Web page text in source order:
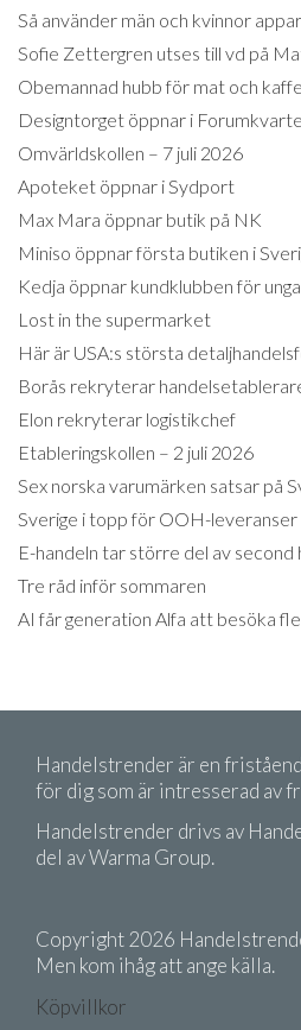
Så använder män och kvinnor appar
Sofie Zettergren utses till vd på
Obemannad hubb för mat och kaffe
Designtorget öppnar i
Omvärldskollen – 7 juli 2026
Apoteket öppnar i Sydport
Max Mara öppnar butik på NK
Miniso öppnar första butiken i
Kedja öppnar kundklubben för unga
Lost in the supermarket
Här är USA:s största
Borås rekryterar
Elon rekryterar logistikchef
Etableringskollen – 2 juli 2026
Sex norska varumärken satsar på
Sverige i topp för OOH-leveranser
E-handeln tar större del av second
Tre råd inför sommaren
AI får generation Alfa att besöka
Handelstrender är en
för dig som är intresserad av
Handelstrender drivs av
del av Warma Group.
Copyright 2026
Men kom ihåg att ange källa.
Köpvillkor